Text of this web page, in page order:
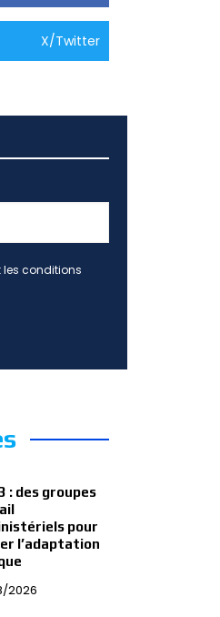
X/Twitter
les conditions
: des groupes
pour
l’adaptation
2026